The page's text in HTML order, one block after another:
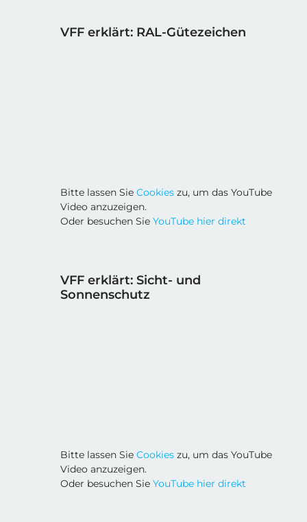
VFF erklärt: RAL-Gütezeichen
Bitte lassen SieCookies zu, um das YouTube
Video anzuzeigen.
Oder besuchen SieYouTube hier direkt
VFF erklärt: Sicht- und
Sonnenschutz
Bitte lassen SieCookies zu, um das YouTube
Video anzuzeigen.
Oder besuchen SieYouTube hier direkt